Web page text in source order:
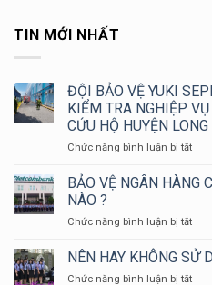
TIN MỚI NHẤT
ĐỘI BẢO VỆ YUKI
KIỂM TRA NGHIỆP
CỨU HỘ HUYỆN
Chức năng bình luận bị tắtở
BẢO
BẢO VỆ NGÂN HÀNG
NÀO ?
Chức năng bình luận bị tắtở
VỆ
NÊN HAY KHÔNG SỬ
Chức năng bình luận bị tắtở